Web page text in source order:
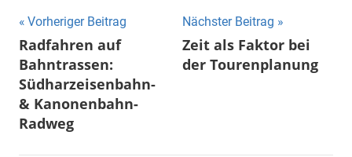
Beitragsnavigation
Vorheriger Beitrag
Radfahren auf
Bahntrassen:
Südharzeisenbahn-
& Kanonenbahn-
Radweg
Nächster Beitrag
Zeit als Faktor bei
der Tourenplanung